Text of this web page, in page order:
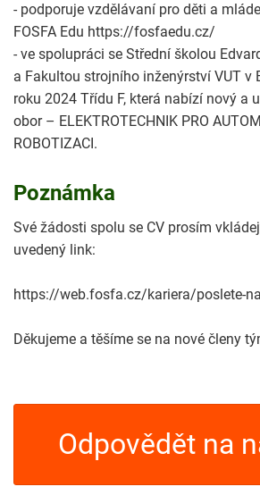
- podporuje vzdělávaní pro děti a
FOSFA Edu https://fosfaedu.cz/
- ve spolupráci se Střední školou
a Fakultou strojního inženýrství VUT v
roku 2024 Třídu F, která nabízí nový a
obor – ELEKTROTECHNIK PRO
ROBOTIZACI.
Poznámka
Své žádosti spolu se CV prosím
uvedený link:
https://web.fosfa.cz/kariera/poslete-
Děkujeme a těšíme se na nové členy
Odpovědět na